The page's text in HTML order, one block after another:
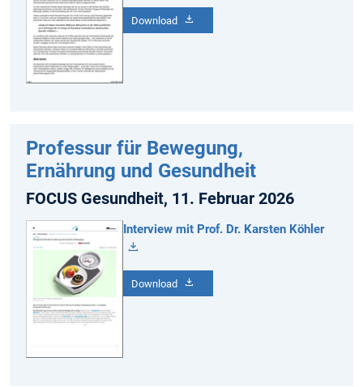
Download
Professur für Bewegung,
Ernährung und Gesundheit
FOCUS Gesundheit, 11. Februar 2026
Interview mit Prof. Dr. Karsten Köhler
Download